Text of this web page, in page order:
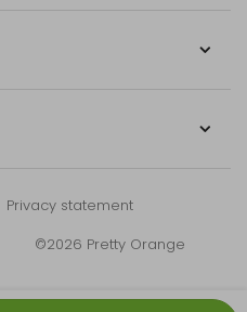
Privacy statement
©2026 Pretty Orange